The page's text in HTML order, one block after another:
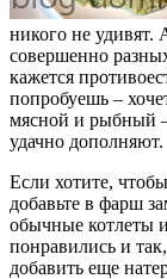
никого не удивят.
совершенно
кажется
попробуешь –
мясной и рыбный –
удачно дополняют.
Если хотите,
добавьте в фарш
обычные котлеты
понравились и
добавить еще